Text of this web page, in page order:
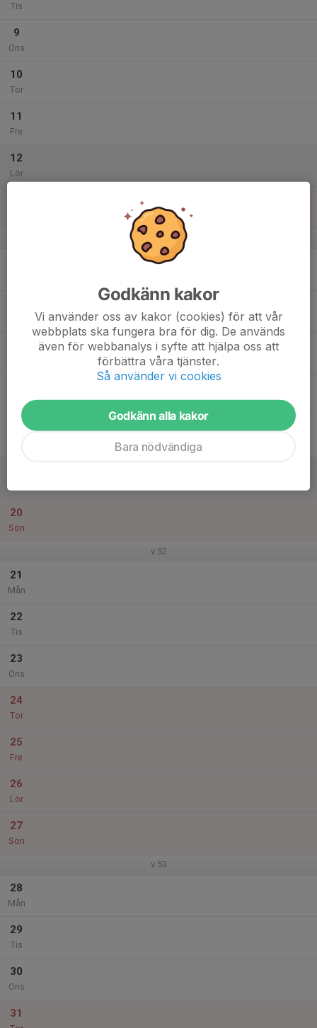
Tis
9
Ons
10
Tor
11
Fre
12
Lör
v.51
20
Sön
v.52
21
Mån
22
Tis
23
Ons
24
Tor
25
Fre
26
Lör
27
Sön
v.53
28
Mån
29
Tis
30
Ons
31
Godkänn kakor
Vi använder oss av kakor (cookies) för att vår
webbplats ska fungera bra för dig. De används
även för webbanalys i syfte att hjälpa oss att
förbättra våra tjänster.
Så använder vi cookies
Godkänn alla kakor
Bara nödvändiga